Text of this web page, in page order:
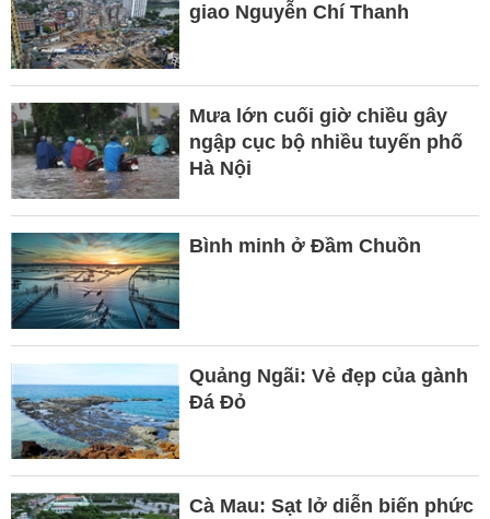
giao Nguyễn Chí Thanh
Mưa lớn cuối giờ chiều gây
ngập cục bộ nhiều tuyến phố
Hà Nội
Bình minh ở Đầm Chuồn
Quảng Ngãi: Vẻ đẹp của gành
Đá Đỏ
Cà Mau: Sạt lở diễn biến phức